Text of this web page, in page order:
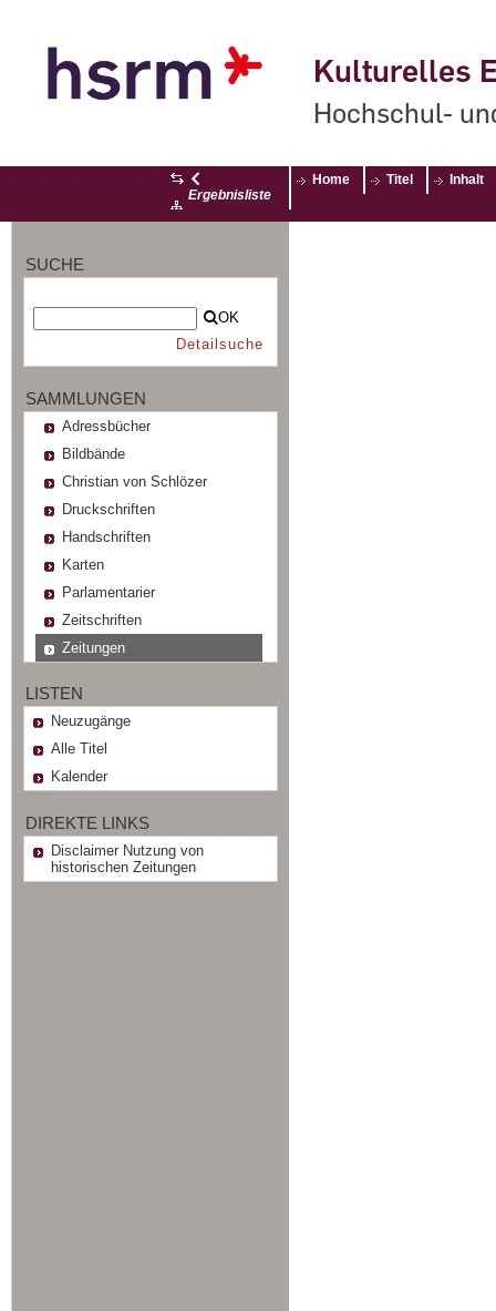
Kulturelles
Hochschul-
Ergebnisliste
Home Titel Inhalt
SUCHE
OK
Detailsuche
SAMMLUNGEN
Adressbücher
Bildbände
Christian von Schlözer
Druckschriften
Handschriften
Karten
Parlamentarier
Zeitschriften
Zeitungen
LISTEN
Neuzugänge
Alle Titel
Kalender
DIREKTE LINKS
Disclaimer Nutzung von
historischen Zeitungen